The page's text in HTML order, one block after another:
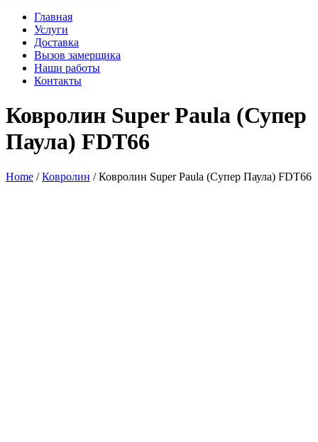
Главная
Услуги
Доставка
Вызов замерщика
Наши работы
Контакты
Ковролин Super Paula (Супер
Паула) FDT66
Home /Ковролин / Ковролин Super Paula (Супер Паула) FDT66